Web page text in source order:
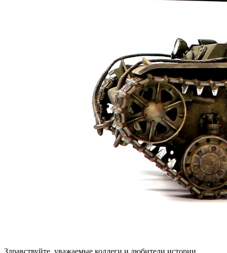
Здравствуйте, уважаемые коллеги и любители истории